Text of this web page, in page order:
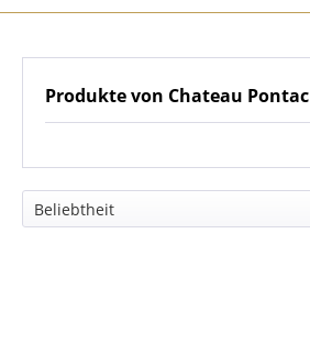
Produkte von Chateau Pontac